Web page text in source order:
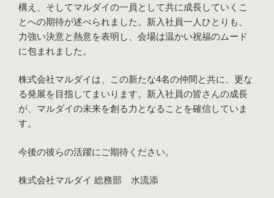
構え、そしてマルダイの一員として共に成長していくこ
とへの期待が述べられました。新入社員一人ひとりも、
力強い決意と熱意を表明し、会場は温かい祝福のムード
に包まれました。
株式会社マルダイは、この新たな4名の仲間と共に、更な
る発展を目指してまいります。新入社員の皆さんの成長
が、マルダイの未来を創る力となることを確信していま
す。
今後の彼らの活躍にご期待ください。
株式会社マルダイ 総務部 水流添